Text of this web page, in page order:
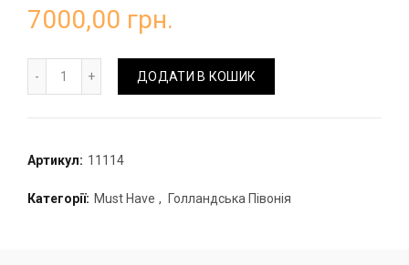
7000,00 грн.
ДОДАТИ В КОШИК
Артикул: 11114
Категорії: Must Have , Голландська Півонія